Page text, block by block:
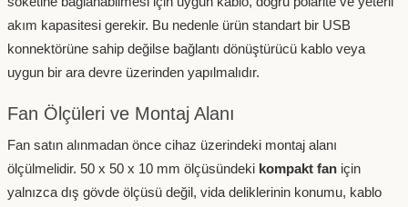
akım kapasitesi gerekir. Bu nedenle ürün standart bir USB
konnektörüne sahip değilse bağlantı dönüştürücü kablo veya
uygun bir ara devre üzerinden yapılmalıdır.
Fan Ölçüleri ve Montaj Alanı
Fan satın alınmadan önce cihaz üzerindeki montaj alanı
ölçülmelidir. 50 x 50 x 10 mm ölçüsündeki kompakt fan için
yalnızca dış gövde ölçüsü değil, vida deliklerinin konumu, kablo